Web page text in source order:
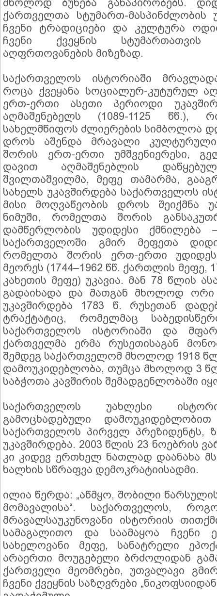
მხოლოდ ბუნება განაპირობებს.
ქართველთა სტუმართ-მასპინძლობის
ჩვენი ტრადიციები და კულტურა
ჩვენი ქვეყნის
აღფრთოვანების მიზეზად.
საქართველოს ისტორიაში
როცა ქვეყანა სოციალურ-კუტურულ
ერთ-ერთი ასეთი პერიოდი
აღმაშენებელს (1089-1125 წწ.),
სახელმწიფოს ძლიერების სიმბოლოა
დროს აშენდა მრავალი
შორის ერთ-ერთი უმშვენიერესი,
დავით აღმაშენებლის
შვილთაშვილმა, მეფე თამარმა,
სახელს უკავშირდება საქართველოს
მისი მოღვაწეობის დროს შეიქმნა
ნიმუში, რომელთა შორის
დამწერლობის უდიდესი ქმნილება –
საქართველოში გმირ მეფეთა
რომელთა შორის ერთ-ერთი
მეორეს (1744–1962 წწ. ქართლის მეფე,
კახეთის მეფე) უკავია. მან 78 წლის
გადაიხადა და მათგან მხოლოდ ორი
უკავშირდება 1783 წ. რუსეთან
ტრაქტატიც, რომელმაც
საქართველოს ისტორიაში და
ქართველმა ერმა რუსეთისაგან
შემდეგ საქართველომ მხოლოდ 1918
დამოუკიდებლობა, თუმცა მხოლოდ 3
საბჭოთა კავშირის შემადგენლობაში
საქართველოს უახლესი
გამოცხადებული
საქართველოს პირველ პრეზიდენტს,
უკავშირდება. 2003 წლის 23 ნოებრის
კი კიდევ ერთხელ ნათლად დაანახა
ხალხის სწრაფვა დემოკრატიისადმი.
ილია წერდა: „აწმყო, შობილი
მომავალისა“. საქართველოს,
მრავალსაუკუნოვანი ისტორიის
სამაგალითო და საამაყოა ჩვენი
სახელოვანი მეფე, სანატრელი
არაერთი მოუგებელი ბრძოლიდან
ქართველი მეომრები, უთვალავი
ჩვენი ქვეყნის საზღვრები